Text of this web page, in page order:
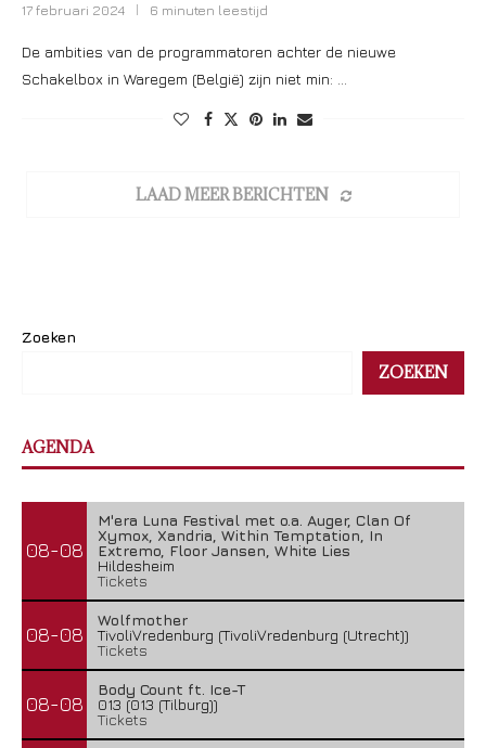
17 februari 2024 6 minuten leestijd
De ambities van de programmatoren achter de nieuwe
Schakelbox in Waregem (België) zijn niet min: …
LAAD MEER BERICHTEN
Zoeken
ZOEKEN
AGENDA
08-08
M'era Luna Festival met o.a. Auger, Clan Of
Xymox, Xandria, Within Temptation, In
Extremo, Floor Jansen, White Lies
Hildesheim
Tickets
08-08
Wolfmother
TivoliVredenburg (TivoliVredenburg (Utrecht))
Tickets
08-08
Body Count ft. Ice-T
013 (013 (Tilburg))
Tickets